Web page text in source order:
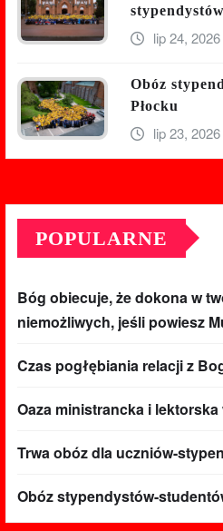
lip 24, 2026
Obóz
Płocku
lip 23, 2026
POPULARNE
Bóg obiecuje, że dokona w
niemożliwych, jeśli powiesz
Czas pogłębiania relacji z
Oaza ministrancka i
Trwa obóz dla uczniów-
Obóz stypendystów-